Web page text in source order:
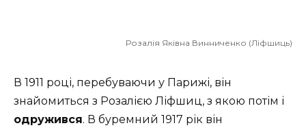
Розалія Яківна Винниченко (Ліфшиць)
В 1911 році, перебуваючи у Парижі, він
знайомиться з Розалією Ліфшиц, з якою потім і
одружився. В буремний 1917 рік він